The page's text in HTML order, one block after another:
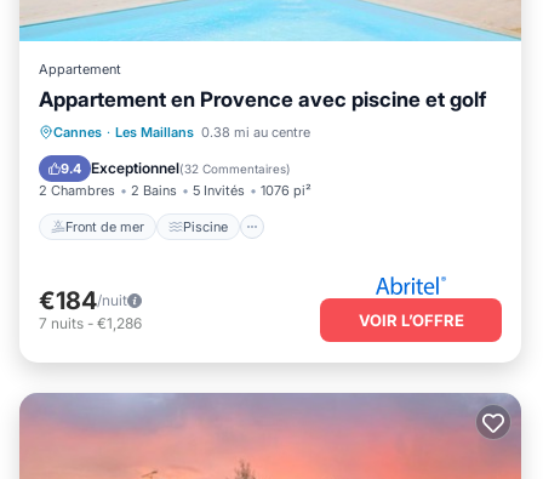
Appartement
Appartement en Provence avec piscine et golf
Cannes · Les Maillans 0.38 mi au centre
9.4 Exceptionnel(32 Commentaires)
2 Chambres 2 Bains 5 Invités 1076 pi²
Front de mer Piscine
Front de mer
Piscine
Vue sur l’océan
Balcon/Terrasse
€184/nuit
7 nuits - €1,286 VOIR L’OFFRE